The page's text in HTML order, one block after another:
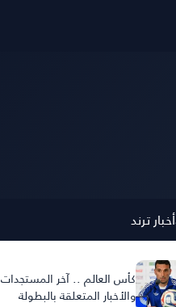
أخبار ترند
كأس العالم .. آخر المستجدات
والأخبار المتعلقة بالبطولة